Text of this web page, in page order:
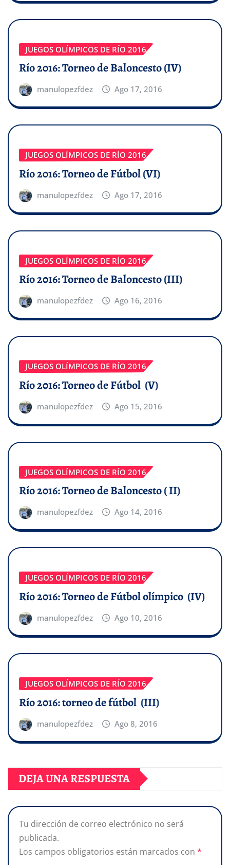
JUEGOS OLÍMPICOS DE RÍO 2016
Río 2016: Torneo de Baloncesto (IV)
manulopezfdez Ago 17, 2016
JUEGOS OLÍMPICOS DE RÍO 2016
Río 2016: Torneo de Fútbol (VI)
manulopezfdez Ago 17, 2016
JUEGOS OLÍMPICOS DE RÍO 2016
Río 2016: Torneo de Baloncesto (III)
manulopezfdez Ago 16, 2016
JUEGOS OLÍMPICOS DE RÍO 2016
Río 2016: Torneo de Fútbol (V)
manulopezfdez Ago 15, 2016
JUEGOS OLÍMPICOS DE RÍO 2016
Río 2016: Torneo de Baloncesto ( II)
manulopezfdez Ago 14, 2016
JUEGOS OLÍMPICOS DE RÍO 2016
Río 2016: Torneo de Fútbol olímpico (IV)
manulopezfdez Ago 10, 2016
JUEGOS OLÍMPICOS DE RÍO 2016
Río 2016: torneo de fútbol (III)
manulopezfdez Ago 8, 2016
DEJA UNA RESPUESTA
Tu dirección de correo electrónico no será
publicada.
Los campos obligatorios están marcados con *